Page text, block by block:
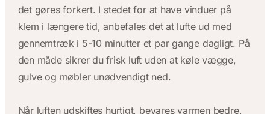
det gøres forkert. I stedet for at have vinduer på
klem i længere tid, anbefales det at lufte ud med
gennemtræk i 5-10 minutter et par gange dagligt. På
den måde sikrer du frisk luft uden at køle vægge,
gulve og møbler unødvendigt ned.
Når luften udskiftes hurtigt, bevares varmen bedre,